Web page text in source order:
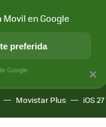
APLICACIONES
Movistar Plus iOS 27
×
en Google
preferida
Google